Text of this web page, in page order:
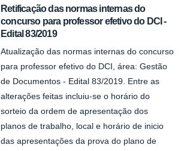
Retificação das normas internas do
concurso para professor efetivo do DCI -
Edital 83/2019
Atualização das normas internas do concurso
para professor efetivo do DCI, área: Gestão
de Documentos - Edital 83/2019. Entre as
alterações feitas incluiu-se o horário do
sorteio da ordem de apresentação dos
planos de trabalho, local e horário de inicio
das apresentações da prova do plano de